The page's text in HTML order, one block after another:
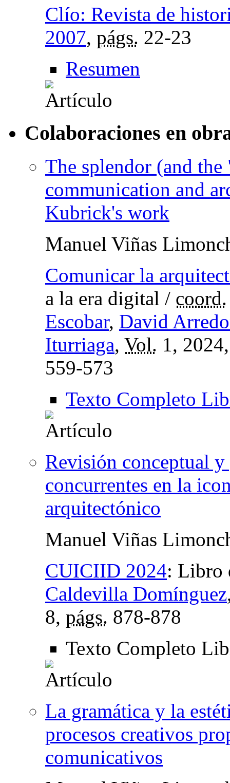
Clío: Revista de
2007, págs. 22-23
Resumen
Colaboraciones en
The splendor (and
communication and
Kubrick's work
Manuel Viñas
Comunicar la
a la era digital / coord.
Escobar, David
Iturriaga, Vol. 1,
559-573
Texto Completo
Revisión conceptual
concurrentes en la
arquitectónico
Manuel Viñas
CUICIID 2024: Libro
Caldevilla Domínguez
8, págs. 878-878
Texto Completo
La gramática y la
procesos creativos
comunicativos